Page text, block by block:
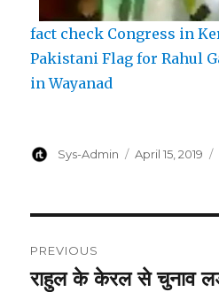
fact check Congress in
Pakistani Flag for Rahul
in Wayanad
Author
Sys-Admin
Posted
April 15, 2019
navigation
PREVIOUS
Previous
राहुल के केरल से चुनाव